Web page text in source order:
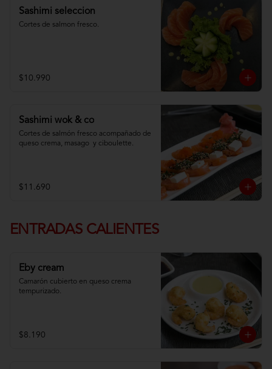
Sashimi seleccion
Cortes de salmon fresco.
$10.990
Sashimi wok & co
Cortes de salmón fresco acompañado de
queso crema, masago  y ciboulette.
$11.690
ENTRADAS CALIENTES
Eby cream
Camarón cubierto en queso crema
tempurizado.
$8.190